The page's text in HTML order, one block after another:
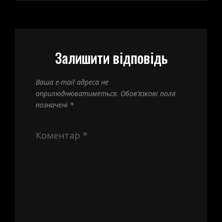
Залишити відповідь
Ваша e-mail адреса не
оприлюднюватиметься. Обов’язкові поля
позначені *
Коментар *